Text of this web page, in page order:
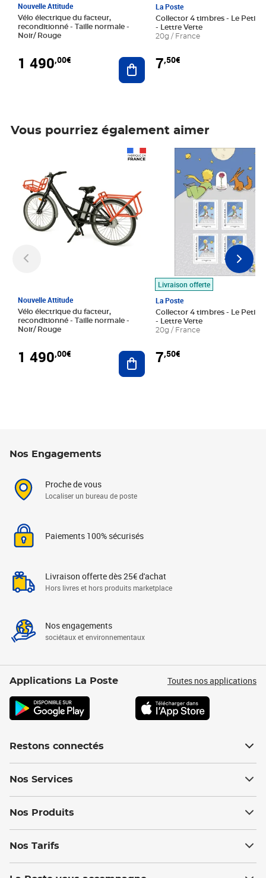
Nouvelle Attitude
Vélo électrique du facteur,
reconditionné - Taille normale -
Noir/ Rouge
1 490,00€ Ajouter au panier
La Poste
Collector 4 timbres - Le Petit
- Lettre Verte
20g / France
7,50€
Vous pourriez également aimer
Nouvelle Attitude
Vélo électrique du facteur,
reconditionné - Taille normale -
Noir/ Rouge
1 490,00€ Ajouter au panier
Livraison offerte
La Poste
Collector 4 timbres - Le Petit
- Lettre Verte
20g / France
7,50€
Prix 7,50€
Nos Engagements
Proche de vous
Localiser un bureau de poste
Paiements 100% sécurisés
Livraison offerte dès 25€ d'achat
Hors livres et hors produits marketplace
Nos engagements
sociétaux et environnementaux
Applications La Poste Toutes nos applications
Restons connectés
Nos Services
Nos Produits
Nos Tarifs